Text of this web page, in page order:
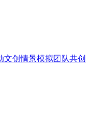
文创情景模拟团队共创